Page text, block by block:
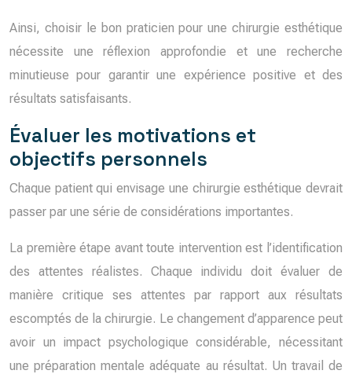
Ainsi, choisir le bon praticien pour une chirurgie esthétique
nécessite une réflexion approfondie et une recherche
minutieuse pour garantir une expérience positive et des
résultats satisfaisants.
Évaluer les motivations et
objectifs personnels
Chaque patient qui envisage une chirurgie esthétique devrait
passer par une série de considérations importantes.
La première étape avant toute intervention est l’identification
des attentes réalistes. Chaque individu doit évaluer de
manière critique ses attentes par rapport aux résultats
escomptés de la chirurgie. Le changement d’apparence peut
avoir un impact psychologique considérable, nécessitant
une préparation mentale adéquate au résultat. Un travail de